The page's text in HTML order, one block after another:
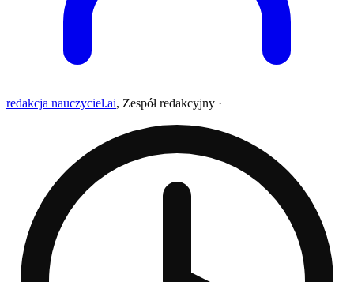
redakcja nauczyciel.ai, Zespół redakcyjny ·